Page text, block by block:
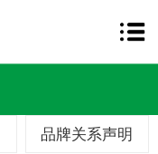
品牌关系声明